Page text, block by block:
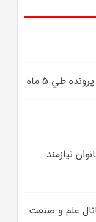
نيازمند
علم و صنعت